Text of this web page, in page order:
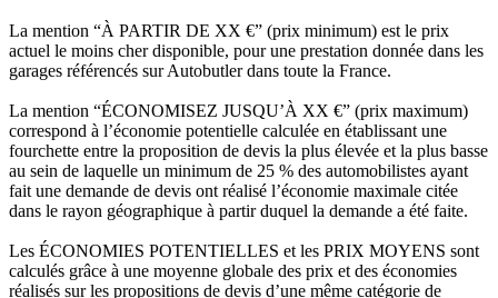
La mention “À PARTIR DE XX €” (prix minimum) est le prix
actuel le moins cher disponible, pour une prestation donnée dans les
garages référencés sur Autobutler dans toute la France.
La mention “ÉCONOMISEZ JUSQU’À XX €” (prix maximum)
correspond à l’économie potentielle calculée en établissant une
fourchette entre la proposition de devis la plus élevée et la plus basse
au sein de laquelle un minimum de 25 % des automobilistes ayant
fait une demande de devis ont réalisé l’économie maximale citée
dans le rayon géographique à partir duquel la demande a été faite.
Les ÉCONOMIES POTENTIELLES et les PRIX MOYENS sont
calculés grâce à une moyenne globale des prix et des économies
réalisés sur les propositions de devis d’une même catégorie de